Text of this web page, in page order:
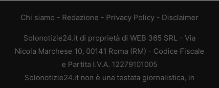
Chi siamo - Redazione - Privacy Policy - Disclaimer
Solonotizie24.it di proprietà di WEB 365 SRL - Via
Nicola Marchese 10, 00141 Roma (RM) - Codice Fiscale
e Partita I.V.A. 12279101005
Solonotizie24.it non è una testata giornalistica, in